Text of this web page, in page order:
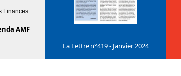
Finances
AMF
La Lettre n°419 - Janvier 2024